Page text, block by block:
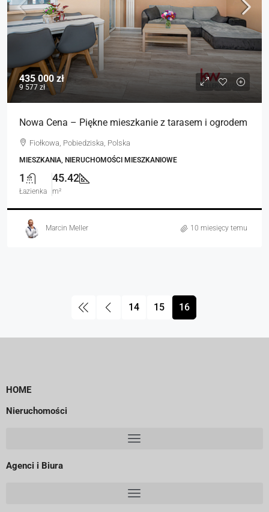
435 000 zł
9 577 zł
Nowa Cena – Piękne mieszkanie z tarasem i ogrodem
Fiołkowa, Pobiedziska, Polska
MIESZKANIA, NIERUCHOMOŚCI MIESZKANIOWE
1
Łazienka
45.42
m²
Marcin Meller 10 miesięcy temu
14 15 16
HOME
Nieruchomości
Agenci i Biura